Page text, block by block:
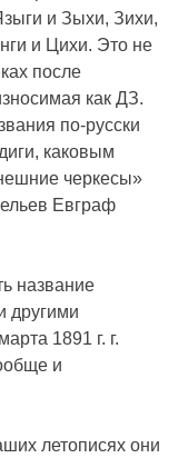
и Зыхи, Зихи,
и Цихи. Это не
после
как ДЗ.
по-русски
каковым
черкесы»
Евграф
название
другими
1891 г. г.
и
летописях они